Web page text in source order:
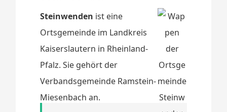
Steinwenden ist eine
Ortsgemeinde im Landkreis
Kaiserslautern in Rheinland-
Pfalz. Sie gehört der
Verbandsgemeinde Ramstein-
Miesenbach an.